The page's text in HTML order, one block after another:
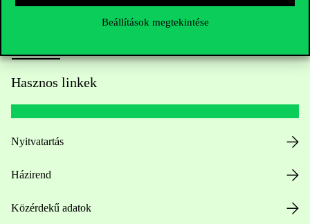
Beállítások megtekintése
Hasznos linkek
Nyitvatartás
Házirend
Közérdekű adatok